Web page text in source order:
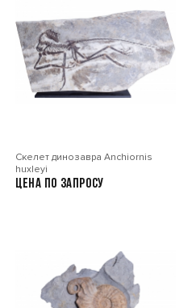
Скелет динозавра Anchiornis
huxleyi
Цена по запросу